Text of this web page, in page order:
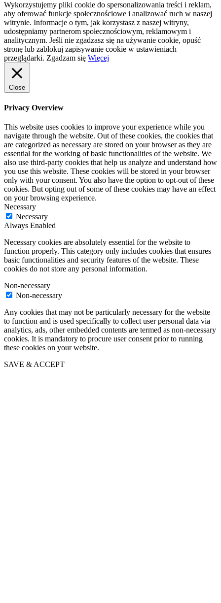
Wykorzystujemy pliki cookie do spersonalizowania treści i reklam,
aby oferować funkcje społecznościowe i analizować ruch w naszej
witrynie. Informacje o tym, jak korzystasz z naszej witryny,
udostępniamy partnerom społecznościowym, reklamowym i
analitycznym. Jeśli nie zgadzasz się na używanie cookie, opuść
stronę lub zablokuj zapisywanie cookie w ustawieniach
przeglądarki. Zgadzam się Więcej
Close
Privacy Overview
This website uses cookies to improve your experience while you
navigate through the website. Out of these cookies, the cookies that
are categorized as necessary are stored on your browser as they are
essential for the working of basic functionalities of the website. We
also use third-party cookies that help us analyze and understand how
you use this website. These cookies will be stored in your browser
only with your consent. You also have the option to opt-out of these
cookies. But opting out of some of these cookies may have an effect
on your browsing experience.
Necessary
Necessary
Always Enabled
Necessary cookies are absolutely essential for the website to
function properly. This category only includes cookies that ensures
basic functionalities and security features of the website. These
cookies do not store any personal information.
Non-necessary
Non-necessary
Any cookies that may not be particularly necessary for the website
to function and is used specifically to collect user personal data via
analytics, ads, other embedded contents are termed as non-necessary
cookies. It is mandatory to procure user consent prior to running
these cookies on your website.
SAVE & ACCEPT